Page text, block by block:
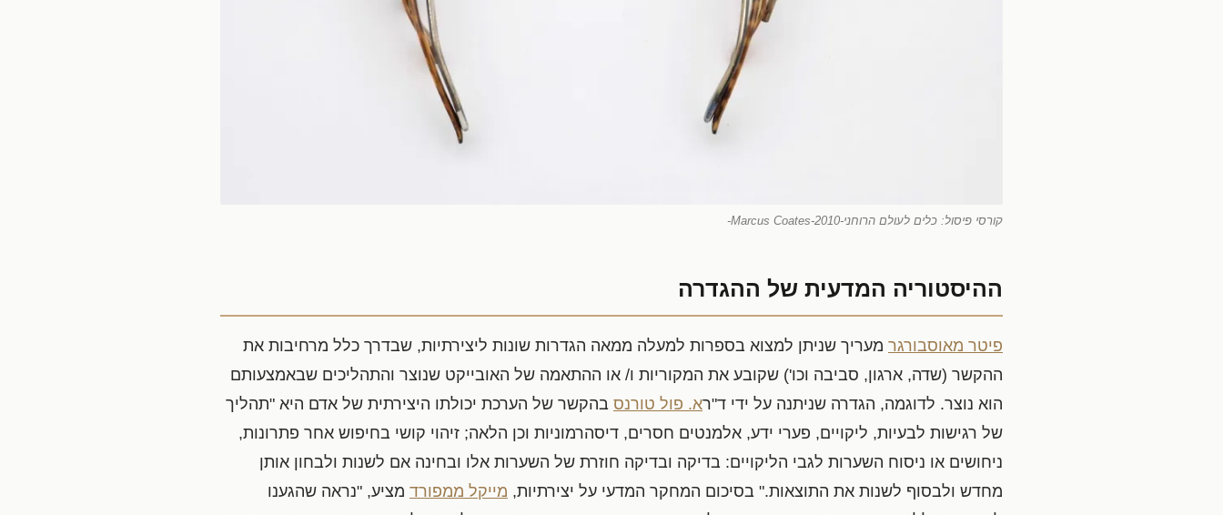
קורסי פיסול: כלים לעולם הרוחני-2010-Marcus Coates-
ההיסטוריה המדעית של ההגדרה
פיטר מאוסבורגר מעריך שניתן למצוא בספרות למעלה ממאה הגדרות שונות ליצירתיות, שבדרך כלל מרחיבות את
ההקשר (שדה, ארגון, סביבה וכו') שקובע את המקוריות ו/ או ההתאמה של האובייקט שנוצר והתהליכים שבאמצעותם
הוא נוצר. לדוגמה, הגדרה שניתנה על ידי ד"רא. פול טורנס בהקשר של הערכת יכולתו היצירתית של אדם היא "תהליך
של רגישות לבעיות, ליקויים, פערי ידע, אלמנטים חסרים, דיסהרמוניות וכן הלאה; זיהוי קושי בחיפוש אחר פתרונות,
ניחושים או ניסוח השערות לגבי הליקויים: בדיקה ובדיקה חוזרת של השערות אלו ובחינה אם לשנות ולבחון אותן
מחדש ולבסוף לשנות את התוצאות." בסיכום המחקר המדעי על יצירתיות, מייקל ממפורד מציע, "נראה שהגענו